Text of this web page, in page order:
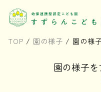
TOP / 園の様子 / 園の様
園の様子を